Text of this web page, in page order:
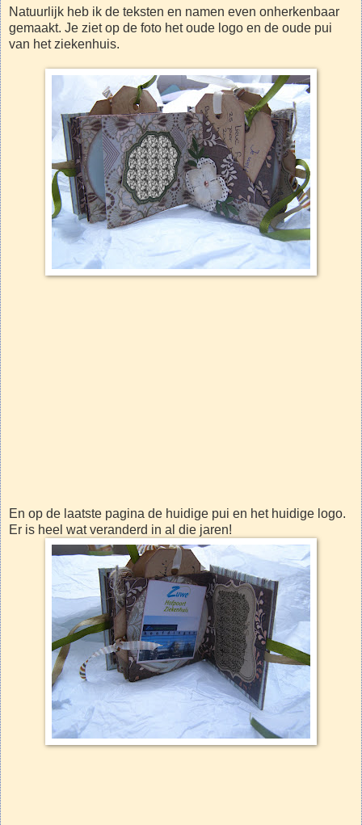
Natuurlijk heb ik de teksten en namen even onherkenbaar
gemaakt. Je ziet op de foto het oude logo en de oude pui
van het ziekenhuis.
En op de laatste pagina de huidige pui en het huidige logo.
Er is heel wat veranderd in al die jaren!